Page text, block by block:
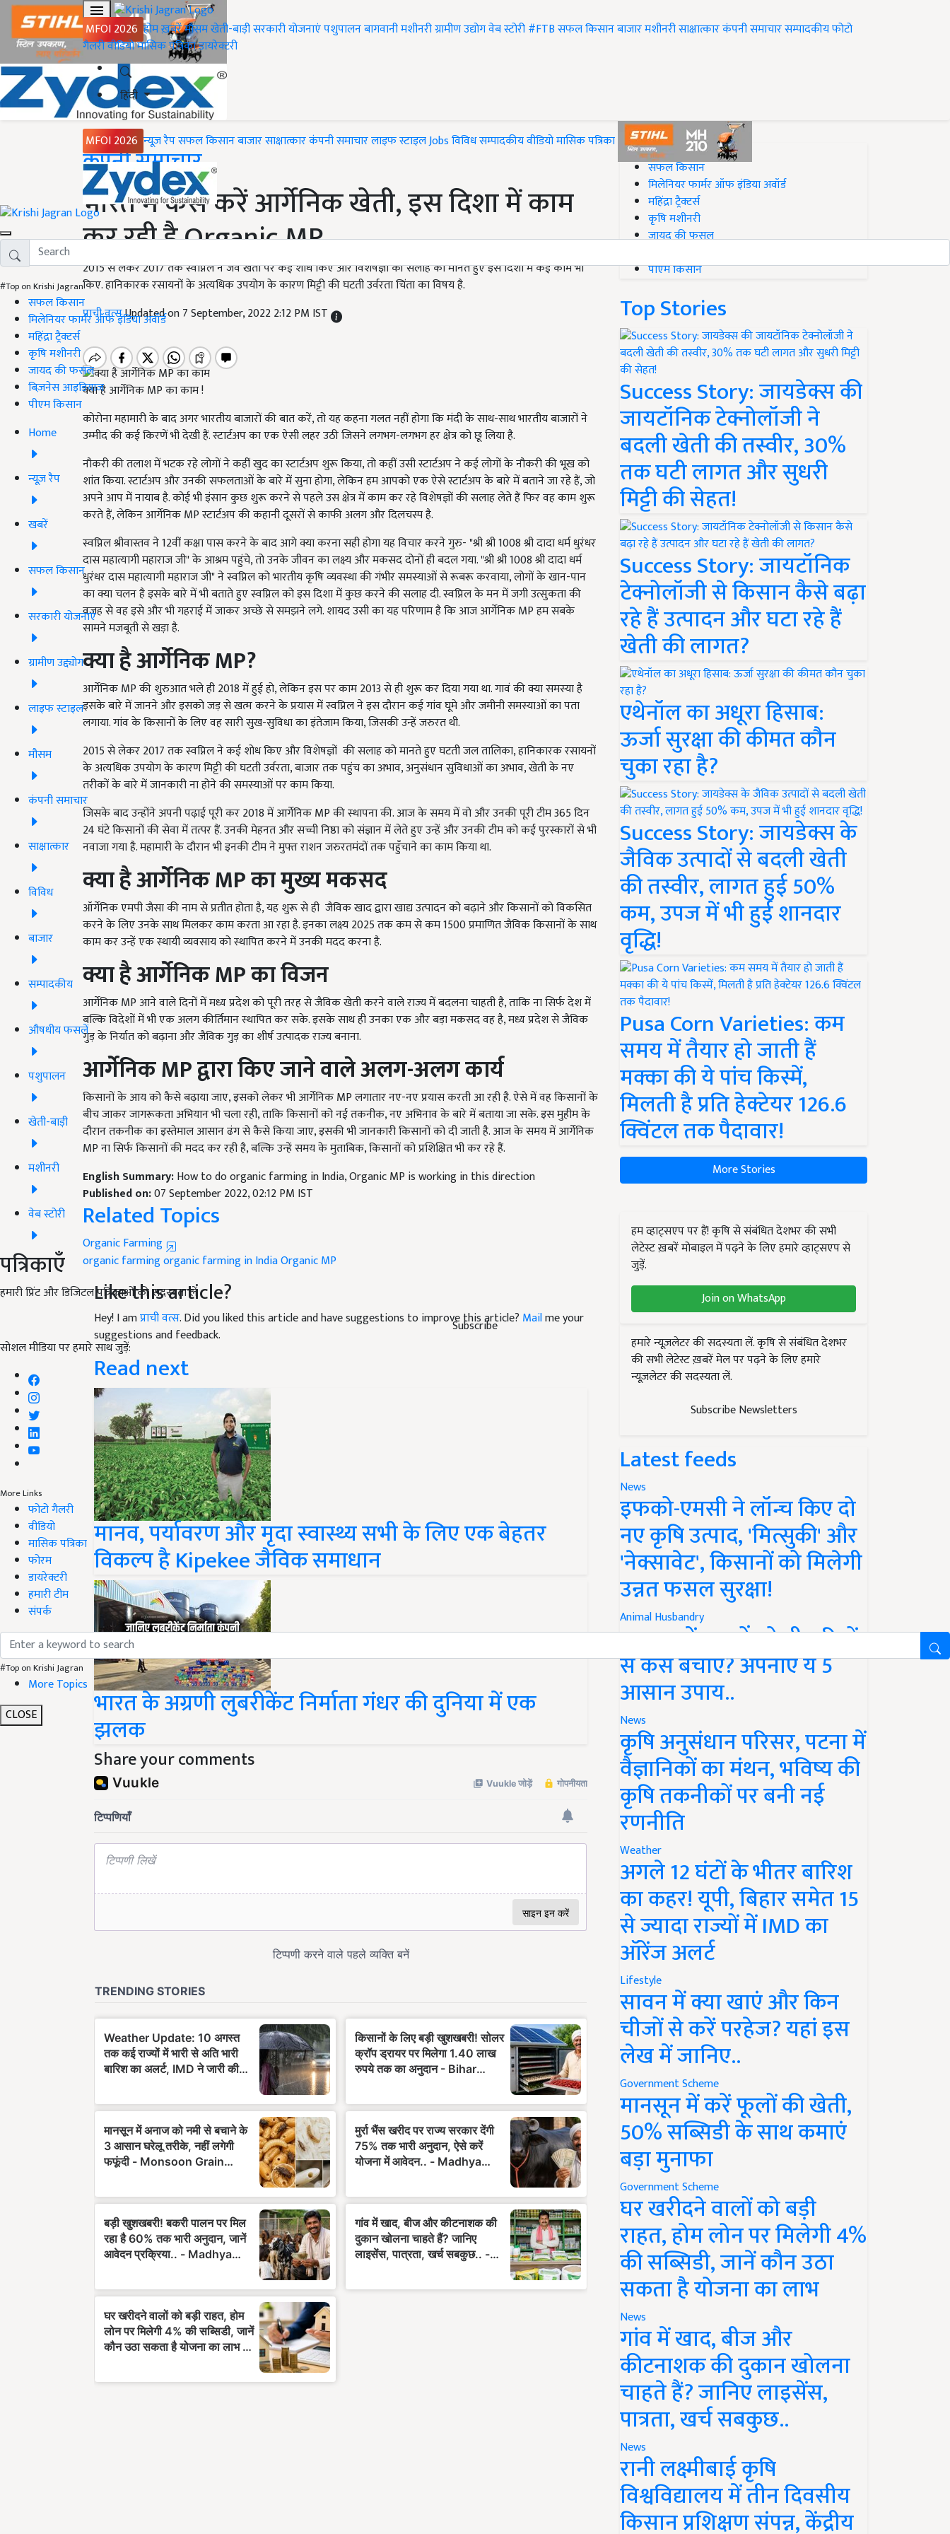
MFOI 2026 होमख़बरेंमौसमखेती-बाड़ीसरकारी योजनाएंपशुपालनबागवानीमशीनरीग्रामीण उद्योगवेब स्टोरी#FTBसफल किसानबाजारमशीनरीसाक्षात्कारकंपनी समाचारसम्पादकीयफोटो
गैलरीवीडियोमासिक पत्रिकाडायरेक्टरी
हिंदी
MFOI 2026 न्यूज़ रैपसफल किसानबाजारसाक्षात्कारकंपनी समाचारलाइफ स्टाइलJobsविविधसम्पादकीयवीडियोमासिक पत्रिका
#Top on Krishi Jagran
सफल किसान
मिलेनियर फार्मर ऑफ इंडिया अवॉर्ड
महिंद्रा ट्रैक्टर्स
कृषि मशीनरी
जायद की फसल
बिज़नेस आइडियाज
पीएम किसान
Home
न्यूज़ रैप
खबरें
सफल किसान
सरकारी योजनाएं
ग्रामीण उद्द्योग
लाइफ स्टाइल
मौसम
कंपनी समाचार
साक्षात्कार
विविध
बाजार
सम्पादकीय
औषधीय फसलें
पशुपालन
खेती-बाड़ी
मशीनरी
वेब स्टोरी
पत्रिकाएँ
हमारी प्रिंट और डिजिटल पत्रिकाओं की सदस्यता लें
Subscribe
सोशल मीडिया पर हमारे साथ जुड़ें:
More Links
फोटो गैलरी
वीडियो
मासिक पत्रिका
फोरम
डायरेक्टरी
हमारी टीम
संपर्क
#Top on Krishi Jagran
More Topics
CLOSE
Home
कंपनी समाचार
भारत में कैसे करें आर्गेनिक खेती, इस दिशा में काम
कर रही है Organic MP
2015 से लेकर 2017 तक स्वप्निल ने जैव खेती पर कई शोध किए और विशेषज्ञों की सलाह को मानते हुए इस दिशा में कई काम भी
किए. हानिकारक रसायनों के अत्यधिक उपयोग के कारण मिट्टी की घटती उर्वरता चिंता का विषय है.
प्राची वत्सUpdated on 7 September, 2022 2:12 PM IST
क्या है आर्गेनिक MP का काम !
कोरोना महामारी के बाद अगर भारतीय बाजारों की बात करें, तो यह कहना गलत नहीं होगा कि मंदी के साथ-साथ भारतीय बाजारों ने
उम्मीद की कई किरणें भी देखी हैं. स्टार्टअप का एक ऐसी लहर उठी जिसने लगभग-लगभग हर क्षेत्र को छू लिया है.
नौकरी की तलाश में भटक रहे लोगों ने कहीं खुद का स्टार्टअप शुरू किया, तो कहीं उसी स्टार्टअप ने कई लोगों के नौकरी की भूख को
शांत किया. स्टार्टअप और उनकी सफलताओं के बारे में सुना होगा, लेकिन हम आपको एक ऐसे स्टार्टअप के बारे में बताने जा रहे हैं, जो
अपने आप में नायाब है. कोई भी इंसान कुछ शुरू करने से पहले उस क्षेत्र में काम कर रहे विशेषज्ञों की सलाह लेते हैं फिर वह काम शुरू
करते हैं, लेकिन आर्गेनिक MP स्टार्टअप की कहानी दूसरों से काफी अलग और दिलचस्प है.
स्वप्निल श्रीवास्तव ने 12वीं कक्षा पास करने के बाद आगे क्या करना सही होगा यह विचार करने गुरु- "श्री श्री 1008 श्री दादा धर्म धुरंधर
दास महात्यागी महाराज जी" के आश्रम पहुंचे, तो उनके जीवन का लक्ष्य और मकसद दोनों ही बदल गया. "श्री श्री 1008 श्री दादा धर्म
धुरंधर दास महात्यागी महाराज जी" ने स्वप्निल को भारतीय कृषि व्यवस्था की गंभीर समस्याओं से रूबरू करवाया, लोगों के खान-पान
का क्या चलन है इसके बारे में भी बताते हुए स्वप्निल को इस दिशा में कुछ करने की सलाह दी. स्वप्निल के मन में जगी उत्सुकता की
वजह से वह इसे और भी गहराई में जाकर अच्छे से समझने लगे. शायद उसी का यह परिणाम है कि आज आर्गेनिक MP हम सबके
सामने मजबूती से खड़ा है.
क्या है आर्गेनिकMP?
आर्गेनिक MP की शुरुआत भले ही 2018 में हुई हो, लेकिन इस पर काम 2013 से ही शुरू कर दिया गया था. गावं की क्या समस्या है
इसके बारे में जानने और इसको जड़ से खत्म करने के प्रयास में स्वप्निल ने इस दौरान कई गांव घूमे और जमीनी समस्याओं का पता
लगाया. गांव के किसानों के लिए वह सारी सुख-सुविधा का इंतेजाम किया, जिसकी उन्हें जरुरत थी.
2015 से लेकर 2017 तक स्वप्निल ने कई शोध किए और विशेषज्ञों की सलाह को मानते हुए घटती जल तालिका, हानिकारक रसायनों
के अत्यधिक उपयोग के कारण मिट्टी की घटती उर्वरता, बाजार तक पहुंच का अभाव, अनुसंधान सुविधाओं का अभाव, खेती के नए
तरीकों के बारे में जानकारी ना होने की समस्याओं पर काम किया.
जिसके बाद उन्होंने अपनी पढ़ाई पूरी कर 2018 में आर्गेनिक MP की स्थापना की. आज के समय में वो और उनकी पूरी टीम 365 दिन
24 घंटे किसानों की सेवा में तत्पर हैं. उनकी मेहनत और सच्ची निष्ठा को संज्ञान में लेते हुए उन्हें और उनकी टीम को कई पुरस्कारों से भी
नवाजा गया है. महामारी के दौरान भी इनकी टीम ने मुफ्त राशन जरुरतमंदों तक पहुँचाने का काम किया था.
क्या है आर्गेनिकMPका मुख्य मकसद
ऑर्गेनिक एमपी जैसा की नाम से प्रतीत होता है, यह शुरू से ही जैविक खाद द्वारा खाद्य उत्पादन को बढ़ाने और किसानों को विकसित
करने के लिए उनके साथ मिलकर काम करता आ रहा है. इनका लक्ष्य 2025 तक कम से कम 1500 प्रमाणित जैविक किसानों के साथ
काम कर उन्हें एक स्थायी व्यवसाय को स्थापित करने में उनकी मदद करना है.
क्या है आर्गेनिकMPका विजन
आर्गेनिक MP आने वाले दिनों में मध्य प्रदेश को पूरी तरह से जैविक खेती करने वाले राज्य में बदलना चाहती है, ताकि ना सिर्फ देश में
बल्कि विदेशों में भी एक अलग कीर्तिमान स्थापित कर सके. इसके साथ ही उनका एक और बड़ा मकसद वह है, मध्य प्रदेश से जैविक
गुड़ के निर्यात को बढ़ाना और जैविक गुड़ का शीर्ष उत्पादक राज्य बनाना.
आर्गेनिकMPद्वारा किए जाने वाले अलग-अलग कार्य
किसानों के आय को कैसे बढ़ाया जाए, इसको लेकर भी आर्गेनिक MP लगातार नए-नए प्रयास करती आ रही है. ऐसे में वह किसानों के
बीच जाकर जागरूकता अभियान भी चला रही, ताकि किसानों को नई तकनीक, नए अभिनाव के बारे में बताया जा सके. इस मुहीम के
दौरान तकनीक का इस्तेमाल आसान ढंग से कैसे किया जाए, इसकी भी जानकारी किसानों को दी जाती है. आज के समय में आर्गेनिक
MP ना सिर्फ किसानों की मदद कर रही है, बल्कि उन्हें समय के मुताबिक, किसानों को प्रशिक्षित भी कर रहे हैं.
English Summary:How to do organic farming in India, Organic MP is working in this direction
Published on:07 September 2022, 02:12 PM IST
Related Topics
Organic Farming
organic farmingorganic farming in IndiaOrganic MP
Like this article?
Hey! I amप्राची वत्स. Did you liked this article and have suggestions to improve this article? Mailme your
suggestions and feedback.
Read next
मानव, पर्यावरण और मृदा स्वास्थ्य सभी के लिए एक बेहतर
विकल्प है Kipekee जैविक समाधान
भारत के अग्रणी लुबरीकेंट निर्माता गंधर की दुनिया में एक
झलक
Share your comments
#Top on Krishi Jagran
सफल किसान
मिलेनियर फार्मर ऑफ इंडिया अवॉर्ड
महिंद्रा ट्रैक्टर्स
कृषि मशीनरी
जायद की फसल
पीएम किसान
Top Stories
Success Story: जायडेक्स की
जायटॉनिक टेक्नोलॉजी ने
बदली खेती की तस्वीर, 30%
तक घटी लागत और सुधरी
मिट्टी की सेहत!
Success Story: जायटॉनिक
टेक्नोलॉजी से किसान कैसे बढ़ा
रहे हैं उत्पादन और घटा रहे हैं
खेती की लागत?
एथेनॉल का अधूरा हिसाब:
ऊर्जा सुरक्षा की कीमत कौन
चुका रहा है?
Success Story: जायडेक्स के
जैविक उत्पादों से बदली खेती
की तस्वीर, लागत हुई 50%
कम, उपज में भी हुई शानदार
वृद्धि!
Pusa Corn Varieties: कम
समय में तैयार हो जाती हैं
मक्का की ये पांच किस्में,
मिलती है प्रति हेक्टेयर 126.6
क्विंटल तक पैदावार!
More Stories
हम व्हाट्सएप पर हैं! कृषि से संबंधित देशभर की सभी
लेटेस्ट ख़बरें मोबाइल में पढ़ने के लिए हमारे व्हाट्सएप से
जुड़ें.
Join on WhatsApp
हमारे न्यूज़लेटर की सदस्यता लें. कृषि से संबंधित देशभर
की सभी लेटेस्ट ख़बरें मेल पर पढ़ने के लिए हमारे
न्यूज़लेटर की सदस्यता लें.
Subscribe Newsletters
Latest feeds
News
इफको-एमसी ने लॉन्च किए दो
नए कृषि उत्पाद, 'मित्सुकी' और
'नेक्सावेट', किसानों को मिलेगी
उन्नत फसल सुरक्षा!
Animal Husbandry
बरसात में पशुओं को बीमारियों
से कैसे बचाएं? अपनाएं ये 5
आसान उपाय..
News
कृषि अनुसंधान परिसर, पटना में
वैज्ञानिकों का मंथन, भविष्य की
कृषि तकनीकों पर बनी नई
रणनीति
Weather
अगले 12 घंटों के भीतर बारिश
का कहर! यूपी, बिहार समेत 15
से ज्यादा राज्यों में IMD का
ऑरेंज अलर्ट
Lifestyle
सावन में क्या खाएं और किन
चीजों से करें परहेज? यहां इस
लेख में जानिए..
Government Scheme
मानसून में करें फूलों की खेती,
50% सब्सिडी के साथ कमाएं
बड़ा मुनाफा
Government Scheme
घर खरीदने वालों को बड़ी
राहत, होम लोन पर मिलेगी 4%
की सब्सिडी, जानें कौन उठा
सकता है योजना का लाभ
News
गांव में खाद, बीज और
कीटनाशक की दुकान खोलना
चाहते हैं? जानिए लाइसेंस,
पात्रता, खर्च सबकुछ..
News
रानी लक्ष्मीबाई कृषि
विश्वविद्यालय में तीन दिवसीय
किसान प्रशिक्षण संपन्न, केंद्रीय